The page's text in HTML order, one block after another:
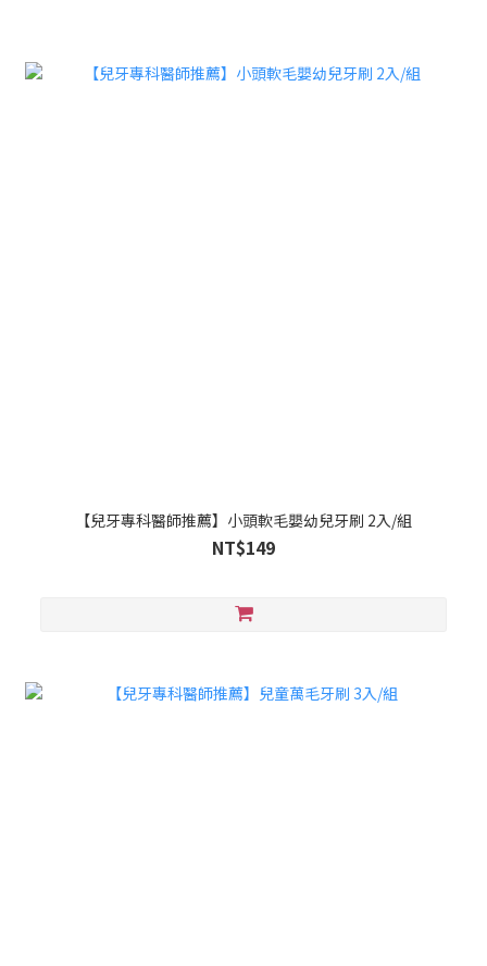
【兒牙專科醫師推薦】小頭軟毛嬰幼兒牙刷 2入/組
NT$149